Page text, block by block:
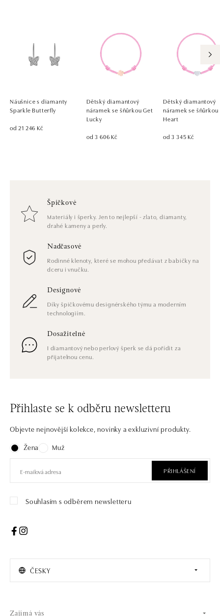
Náušnice s diamanty
Sparkle Butterfly
od 21 246 Kč
Dětský diamantový
náramek se šňůrkou Get
Lucky
od 3 606 Kč
Dětský diamantový
náramek se šňůrkou
Heart
od 3 345 Kč
Špičkové
Materiály i šperky. Jen to nejlepší - zlato, diamanty,
drahé kameny a perly.
Nadčasové
Rodinné klenoty, které se mohou předávat z babičky na
dceru i vnučku.
Designové
Díky špičkovému designérského týmu a moderním
technologiím.
Dosažitelné
I diamantový nebo perlový šperk se dá pořídit za
přijatelnou cenu.
Přihlaste se k odběru newsletteru
Objevte nejnovější kolekce, novinky a exkluzivní produkty.
Žena
Muž
PŘIHLÁŠENÍ
Souhlasím s odběrem newsletteru
ČESKY
Zajímá vás